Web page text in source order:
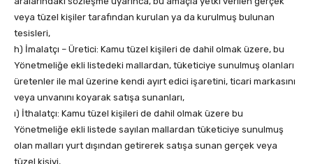
veya tüzel kişiler tarafından kurulan ya da kurulmuş bulunan
tesisleri,
h) İmalatçı – Üretici: Kamu tüzel kişileri de dahil olmak üzere, bu
Yönetmeliğe ekli listedeki mallardan, tüketiciye sunulmuş olanları
üretenler ile mal üzerine kendi ayırt edici işaretini, ticari markasını
veya unvanını koyarak satışa sunanları,
ı) İthalatçı: Kamu tüzel kişileri de dahil olmak üzere bu
Yönetmeliğe ekli listede sayılan mallardan tüketiciye sunulmuş
olan malları yurt dışından getirerek satışa sunan gerçek veya
tüzel kişiyi,